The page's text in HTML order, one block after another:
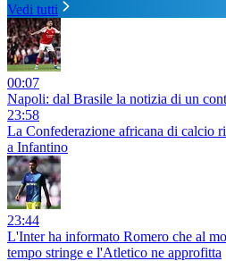
Vedi tutti
00:07
Napoli: dal Brasile la notizia di un
23:58
La Confederazione africana di calcio
a Infantino
23:44
L'Inter ha informato Romero che al
tempo stringe e l'Atletico ne approfitta